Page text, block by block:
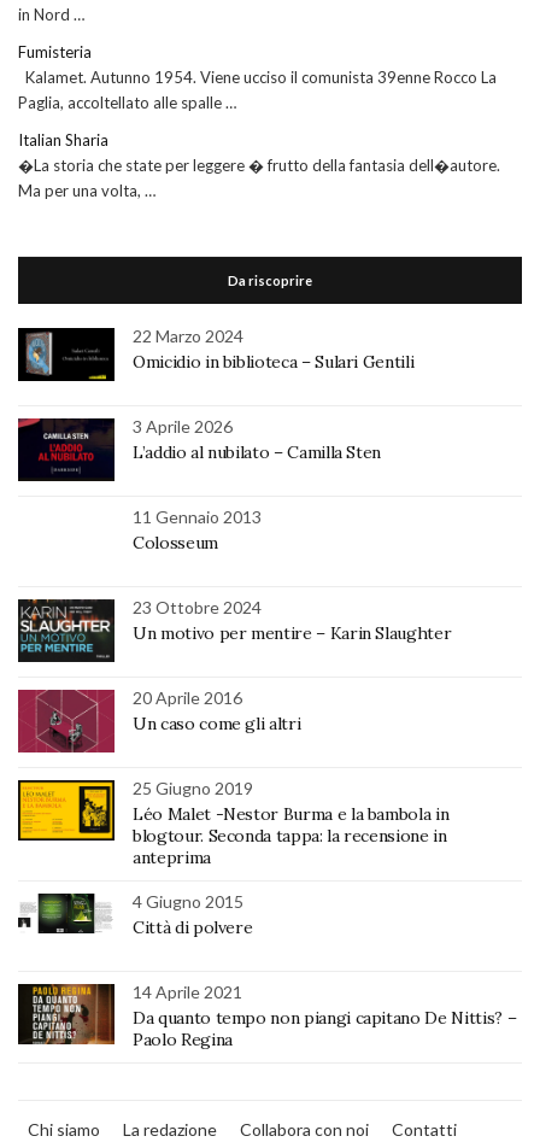
in Nord …
Fumisteria
Kalamet. Autunno 1954. Viene ucciso il comunista 39enne Rocco La
Paglia, accoltellato alle spalle …
Italian Sharia
�La storia che state per leggere � frutto della fantasia dell�autore.
Ma per una volta, …
Da riscoprire
22 Marzo 2024
Omicidio in biblioteca – Sulari Gentili
3 Aprile 2026
L’addio al nubilato – Camilla Sten
11 Gennaio 2013
Colosseum
23 Ottobre 2024
Un motivo per mentire – Karin Slaughter
20 Aprile 2016
Un caso come gli altri
25 Giugno 2019
Léo Malet -Nestor Burma e la bambola in
blogtour. Seconda tappa: la recensione in
anteprima
4 Giugno 2015
Città di polvere
14 Aprile 2021
Da quanto tempo non piangi capitano De Nittis? –
Paolo Regina
Chi siamo La redazione Collabora con noi Contatti